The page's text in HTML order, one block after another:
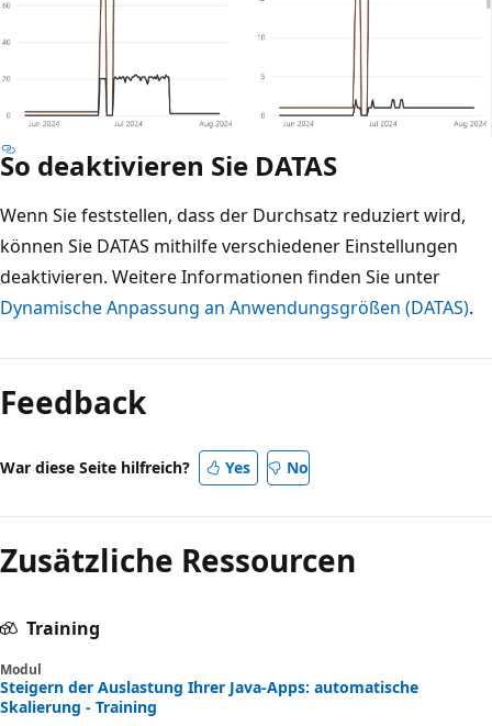
So deaktivieren Sie DATAS
Wenn Sie feststellen, dass der Durchsatz reduziert wird,
können Sie DATAS mithilfe verschiedener Einstellungen
deaktivieren. Weitere Informationen finden Sie unter
Dynamische Anpassung an Anwendungsgrößen (DATAS).
Feedback
War diese Seite hilfreich? Yes No
Zusätzliche Ressourcen
Training
Modul
Steigern der Auslastung Ihrer Java-Apps: automatische
Skalierung - Training